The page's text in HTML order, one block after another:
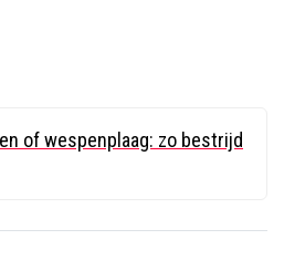
of wespenplaag: zo bestrijd